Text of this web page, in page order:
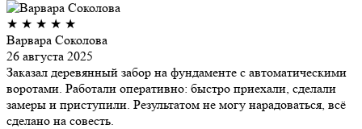
★ ★ ★ ★ ★
Варвара Соколова
26 августа 2025
Заказал деревянный забор на фундаменте с автоматическими
воротами. Работали оперативно: быстро приехали, сделали
замеры и приступили. Результатом не могу нарадоваться, всё
сделано на совесть.